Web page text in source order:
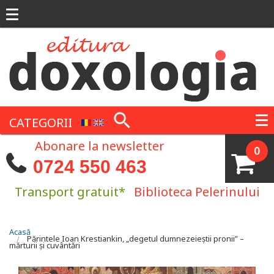
CATEGORII
0
Abonare la newsletter
0724 550 463
Transport gratuit* Biblioteca Pelerinului
Eşti aici
Acasă
Părintele Ioan Krestiankin, „degetul dumnezeieștii pronii” –
mărturii și cuvântări